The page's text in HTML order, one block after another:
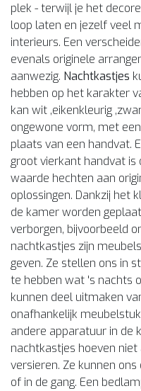
plek - terwijl je het
loop laten en jezelf veel
interieurs. Een
evenals originele
aanwezig. Nachtkastjes
hebben op het karakter
kan wit ,eikenkleurig
ongewone vorm, met
plaats van een handvat.
groot vierkant handvat is
waarde hechten aan
oplossingen. Dankzij het
de kamer worden
verborgen, bijvoorbeeld
nachtkastjes zijn
geven. Ze stellen ons in
te hebben wat 's nachts
kunnen deel uitmaken
onafhankelijk
andere apparatuur in de
nachtkastjes hoeven
versieren. Ze kunnen
of in de gang. Een